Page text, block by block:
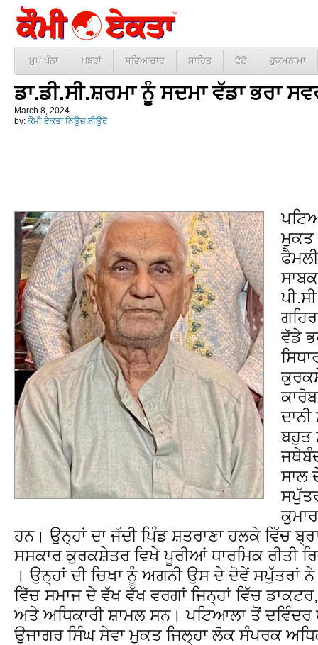
ਮੁਖੱ ਪੰਨਾ ਖ਼ਬਰਾਂ ਸਭਿਆਚਾਰ ਸਾਹਿਤ ਫੋਟੋ ਹੁਕਮਨਾਮਾ
ਡਾ.ਡੀ.ਸੀ.ਸ਼ਰਮਾ ਨੂੰ ਸਦਮਾ ਵੱਡਾ ਭਰਾ
March 8, 2024
by: ਕੌਮੀ ਏਕਤਾ ਨਿਊਜ਼ ਬੀਊਰੋ
ਮੁਕਤ
ਵੱਡੇ
ਬਹੁਤ
ਸਾਲ
ਹਨ। ਉਨ੍ਹਾਂ ਦਾ ਜੱਦੀ ਪਿੰਡ ਸ਼ਤਰਾਣਾ ਹਲਕੇ ਵਿੱਚ
ਸਸਕਾਰ ਕੁਰਕਸ਼ੇਤਰ ਵਿਖੇ ਪੂਰੀਆਂ ਧਾਰਮਿਕ ਰੀਤੀ
। ਉਨ੍ਹਾਂ ਦੀ ਚਿਖਾ ਨੂੰ ਅਗਨੀ ਉਸ ਦੇ ਦੋਵੇਂ ਸਪੁੱਤਰਾਂ
ਵਿੱਚ ਸਮਾਜ ਦੇ ਵੱਖ ਵੱਖ ਵਰਗਾਂ ਜਿਨ੍ਹਾਂ ਵਿੱਚ
ਅਤੇ ਅਧਿਕਾਰੀ ਸ਼ਾਮਲ ਸਨ। ਪਟਿਆਲਾ ਤੋਂ ਦਵਿੰਦਰ
ਉਜਾਗਰ ਸਿੰਘ ਸੇਵਾ ਮੁਕਤ ਜਿਲ੍ਹਾ ਲੋਕ ਸੰਪਰਕ